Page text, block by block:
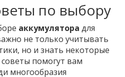
по выбору
аккумулятора для
не только учитывать
но и знать некоторые
помогут вам
многообразия